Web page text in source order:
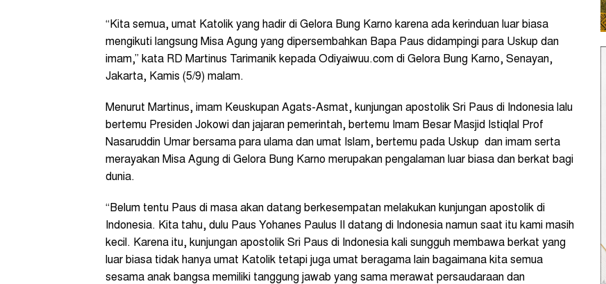
“Kita semua, umat Katolik yang hadir di Gelora Bung Karno karena ada kerinduan luar biasa
mengikuti langsung Misa Agung yang dipersembahkan Bapa Paus didampingi para Uskup dan
imam,” kata RD Martinus Tarimanik kepada Odiyaiwuu.com di Gelora Bung Karno, Senayan,
Jakarta, Kamis (5/9) malam.
Menurut Martinus, imam Keuskupan Agats-Asmat, kunjungan apostolik Sri Paus di Indonesia lalu
bertemu Presiden Jokowi dan jajaran pemerintah, bertemu Imam Besar Masjid Istiqlal Prof
Nasaruddin Umar bersama para ulama dan umat Islam, bertemu pada Uskup dan imam serta
merayakan Misa Agung di Gelora Bung Karno merupakan pengalaman luar biasa dan berkat bagi
dunia.
“Belum tentu Paus di masa akan datang berkesempatan melakukan kunjungan apostolik di
Indonesia. Kita tahu, dulu Paus Yohanes Paulus II datang di Indonesia namun saat itu kami masih
kecil. Karena itu, kunjungan apostolik Sri Paus di Indonesia kali sungguh membawa berkat yang
luar biasa tidak hanya umat Katolik tetapi juga umat beragama lain bagaimana kita semua
sesama anak bangsa memiliki tanggung jawab yang sama merawat persaudaraan dan